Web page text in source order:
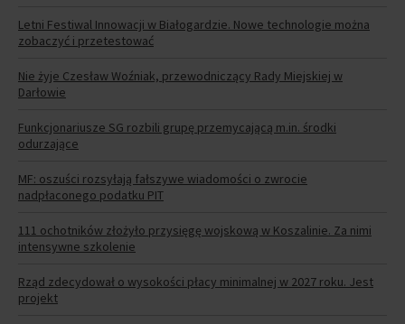
Letni Festiwal Innowacji w Białogardzie. Nowe technologie można
zobaczyć i przetestować
Nie żyje Czesław Woźniak, przewodniczący Rady Miejskiej w
Darłowie
Funkcjonariusze SG rozbili grupę przemycającą m.in. środki
odurzające
MF: oszuści rozsyłają fałszywe wiadomości o zwrocie
nadpłaconego podatku PIT
111 ochotników złożyło przysięgę wojskową w Koszalinie. Za nimi
intensywne szkolenie
Rząd zdecydował o wysokości płacy minimalnej w 2027 roku. Jest
projekt